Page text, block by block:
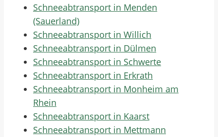
Schneeabtransport in Menden
(Sauerland)
Schneeabtransport in Willich
Schneeabtransport in Dülmen
Schneeabtransport in Schwerte
Schneeabtransport in Erkrath
Schneeabtransport in Monheim am
Rhein
Schneeabtransport in Kaarst
Schneeabtransport in Mettmann